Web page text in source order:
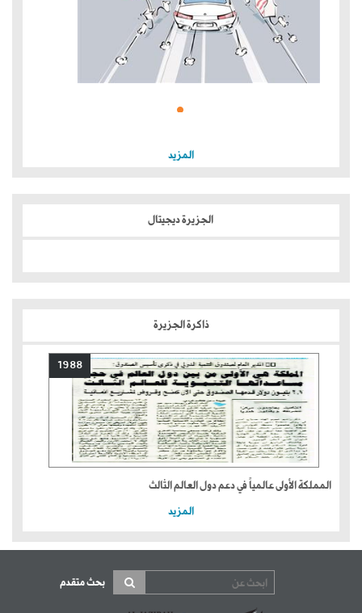
المزيد
الجزيرة ديجيتال
ذاكرة الجزيرة
1988
المملكة الأولى عالمياً في دعم دول العالم الثالث
المزيد
بحث متقدم